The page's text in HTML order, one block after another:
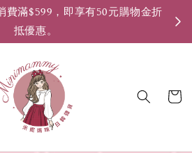
費滿$599，即享有50元購物金折
抵優惠。